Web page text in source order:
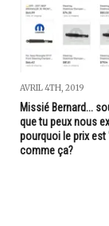
AVRIL 4TH, 2019
Missié Bernard...
que tu peux nous
pourquoi le prix est
comme ça?